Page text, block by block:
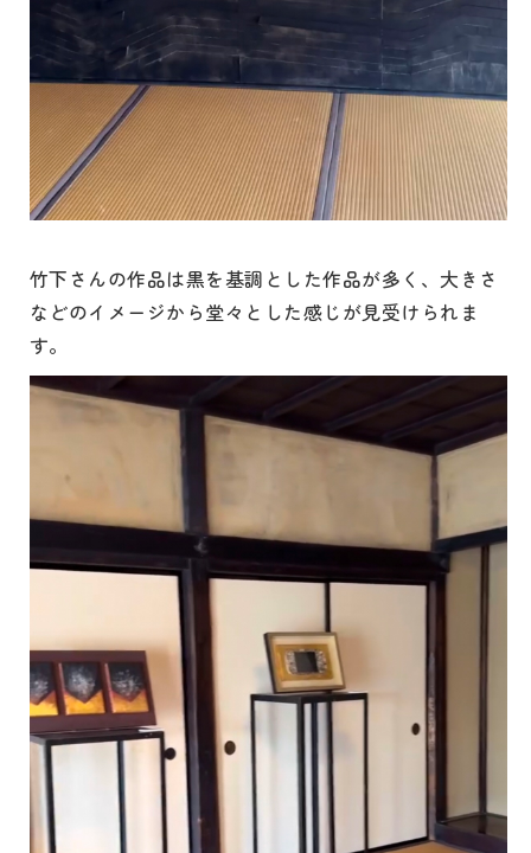
竹下さんの作品は黒を基調とした作品が多く、大きさ
などのイメージから堂々とした感じが見受けられま
す。